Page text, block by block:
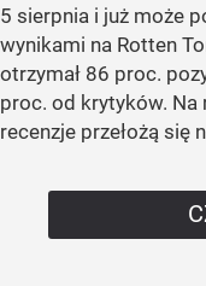
5 sierpnia i już może
wynikami na Rotten
otrzymał 86 proc.
proc. od krytyków. Na
recenzje przełożą się